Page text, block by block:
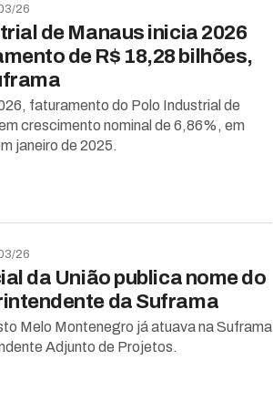
26
de Manaus inicia 2026
de R$ 18,28 bilhões,
faturamento do Polo Industrial de
crescimento nominal de 6,86%, em
janeiro de 2025.
26
da União publica nome do
da Suframa
Melo Montenegro já atuava na Suframa
Adjunto de Projetos.